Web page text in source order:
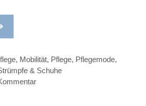
, Mobilität, Pflege, Pflegemode,
& Schuhe